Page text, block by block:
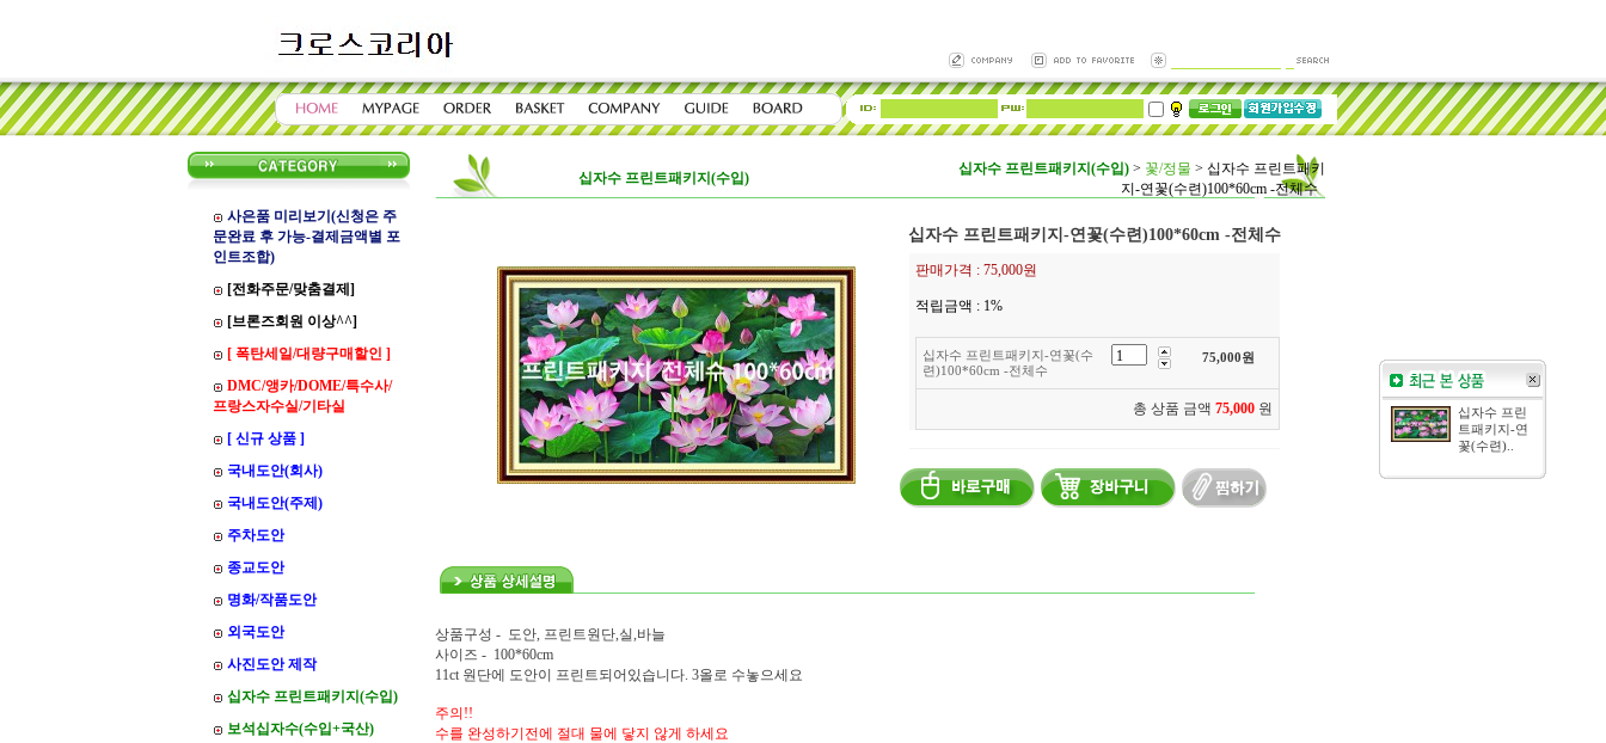
사은품 미리보기(신청은 주
문완료 후 가능-결제금액별 포
인트조합)
[전화주문/맞춤결제]
[브론즈회원 이상^^]
[ 폭탄세일/대량구매할인 ]
DMC/앵카/DOME/특수사/
프랑스자수실/기타실
[ 신규 상품 ]
국내도안(회사)
국내도안(주제)
주차도안
종교도안
명화/작품도안
외국도안
사진도안 제작
십자수 프린트패키지(수입)
보석십자수(수입+국산)
십자수 프린트패키지(수입)
십자수 프린트패키지(수입) > 꽃/정물 > 십자수 프린트패키
지-연꽃(수련)100*60cm -전체수
십자수 프린트패키지-연꽃(수련)100*60cm -전체수
판매가격 : 75,000원
적립금액 : 1%
십자수 프린트패키지-연꽃(수
련)100*60cm -전체수
75,000원
총 상품 금액 75,000 원
상품구성 - 도안, 프린트원단,실,바늘
사이즈 - 100*60cm
11ct 원단에 도안이 프린트되어있습니다. 3올로 수놓으세요
주의!!
수를 완성하기전에 절대 물에 닿지 않게 하세요
십자수 프린
트패키지-연
꽃(수련)..